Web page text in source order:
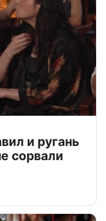
и ругань
сорвали